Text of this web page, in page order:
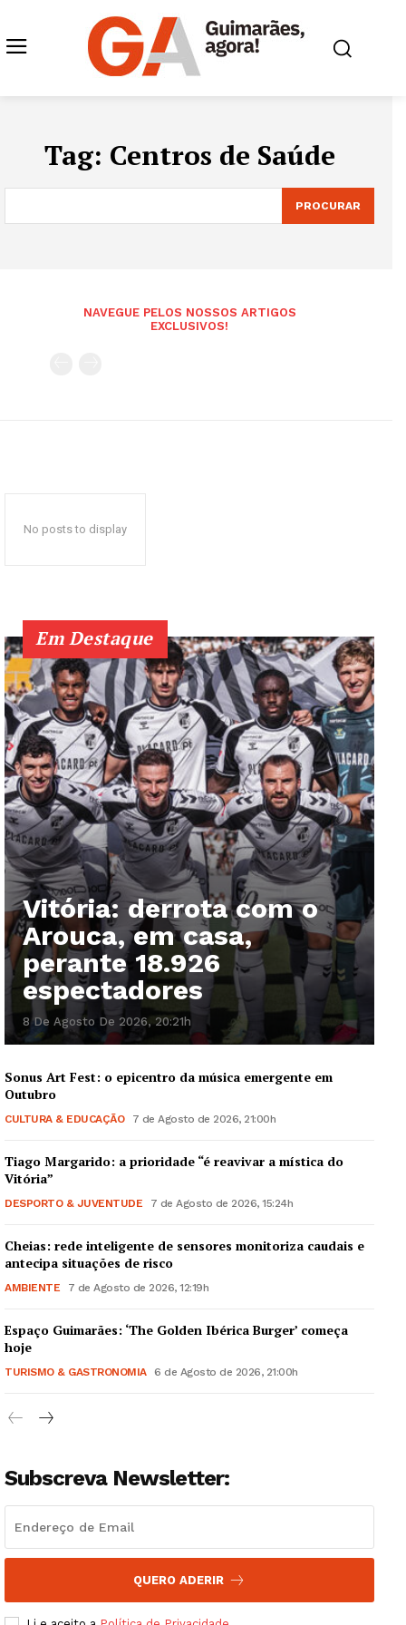
Guimarães, agora!
Institucional
Artigos
Edição Digital
Grande Entrevista
Tag: Centros de Saúde
PROCURAR
NAVEGUE PELOS NOSSOS ARTIGOS
EXCLUSIVOS!
No posts to display
Em Destaque
Vitória: derrota com o
Arouca, em casa,
perante 18.926
espectadores
8 De Agosto De 2026, 20:21h
Sonus Art Fest: o epicentro da música emergente em
Outubro
CULTURA & EDUCAÇÃO 7 de Agosto de 2026, 21:00h
Tiago Margarido: a prioridade “é reavivar a mística do
Vitória”
DESPORTO & JUVENTUDE 7 de Agosto de 2026, 15:24h
Cheias: rede inteligente de sensores monitoriza caudais e
antecipa situações de risco
AMBIENTE 7 de Agosto de 2026, 12:19h
Espaço Guimarães: ‘The Golden Ibérica Burger’ começa
hoje
TURISMO & GASTRONOMIA 6 de Agosto de 2026, 21:00h
Subscreva Newsletter:
QUERO ADERIR